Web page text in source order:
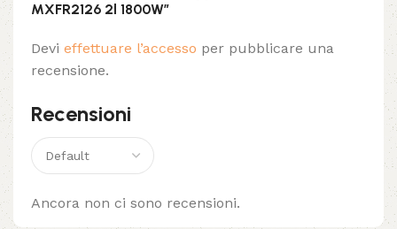
Recensioni
Ancora non ci sono recensioni.
MXFR2126 2l 1800W”
Devi effettuare l’accesso per pubblicare una
recensione.